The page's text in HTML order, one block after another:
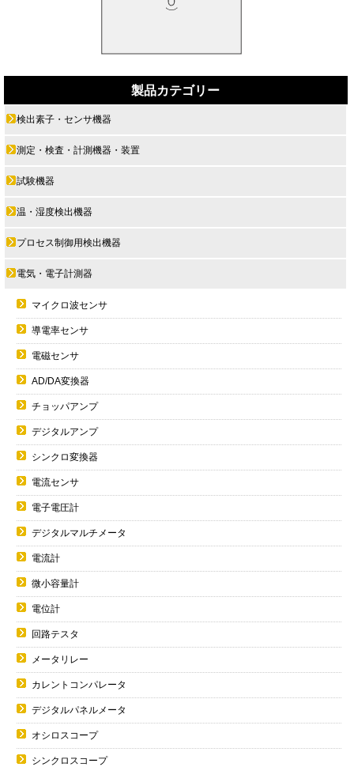
製品カテゴリー
検出素子・センサ機器
測定・検査・計測機器・装置
試験機器
温・湿度検出機器
プロセス制御用検出機器
電気・電子計測器
マイクロ波センサ
導電率センサ
電磁センサ
AD/DA変換器
チョッパアンプ
デジタルアンプ
シンクロ変換器
電流センサ
電子電圧計
デジタルマルチメータ
電流計
微小容量計
電位計
回路テスタ
メータリレー
カレントコンパレータ
デジタルパネルメータ
オシロスコープ
シンクロスコープ